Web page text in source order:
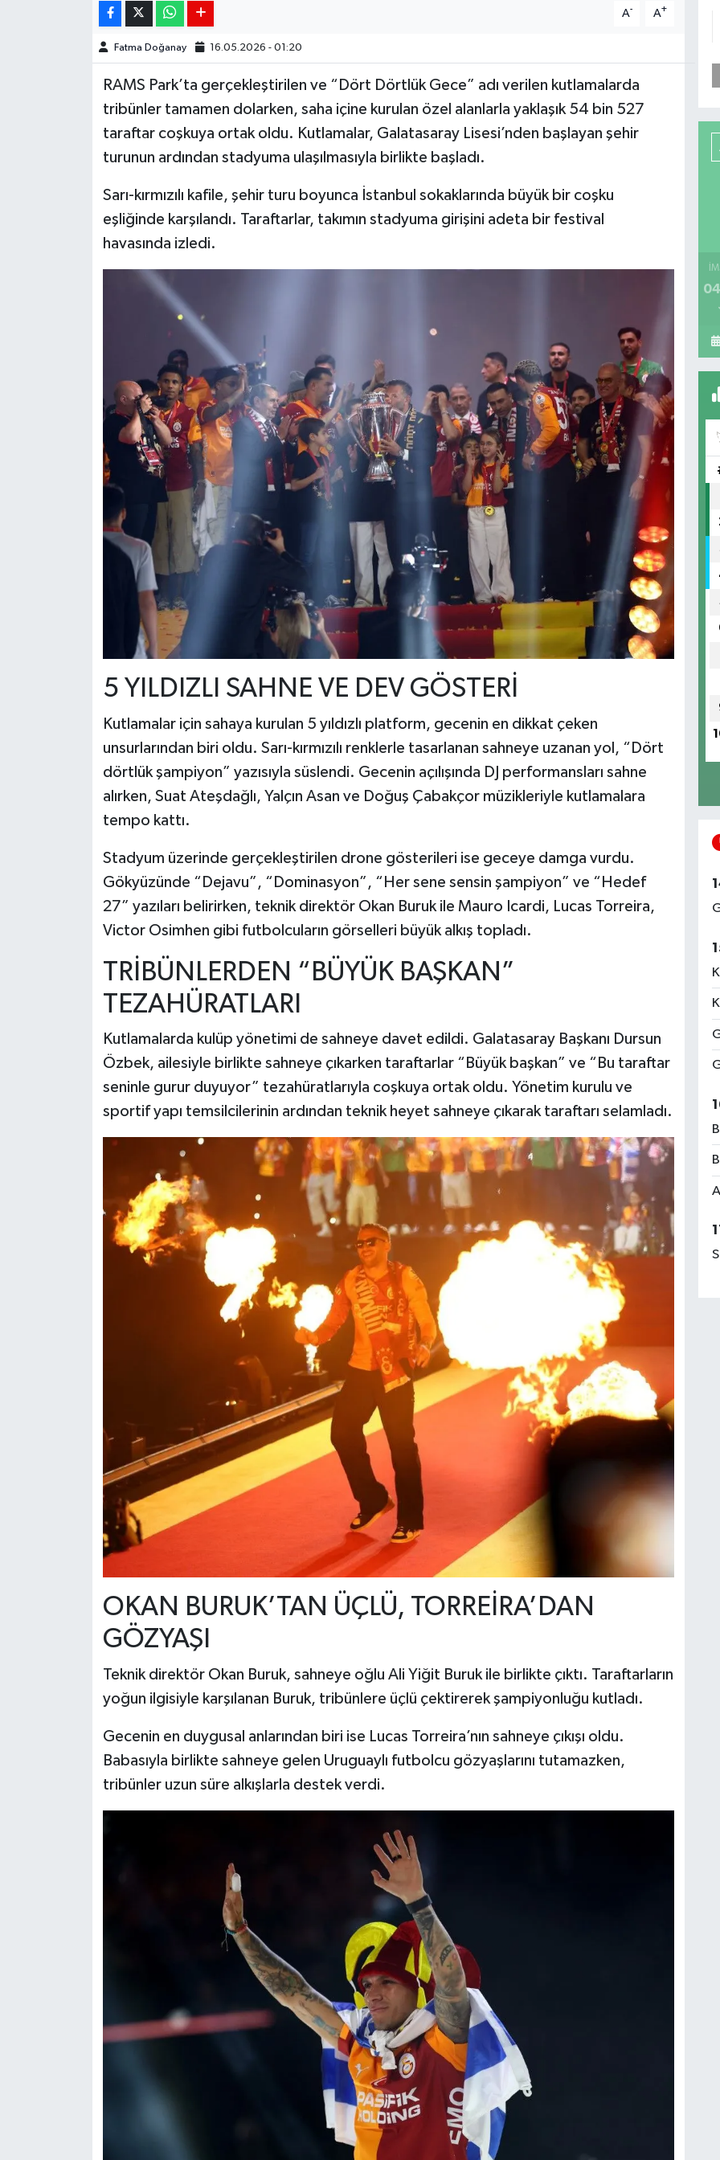
A- A+
Fatma Doğanay 16.05.2026 - 01:20
RAMS Park’ta gerçekleştirilen ve “Dört Dörtlük Gece” adı verilen kutlamalarda
tribünler tamamen dolarken, saha içine kurulan özel alanlarla yaklaşık 54 bin 527
taraftar coşkuya ortak oldu. Kutlamalar, Galatasaray Lisesi’nden başlayan şehir
turunun ardından stadyuma ulaşılmasıyla birlikte başladı.
Sarı-kırmızılı kafile, şehir turu boyunca İstanbul sokaklarında büyük bir coşku
eşliğinde karşılandı. Taraftarlar, takımın stadyuma girişini adeta bir festival
havasında izledi.
5 YILDIZLI SAHNE VE DEV GÖSTERİ
Kutlamalar için sahaya kurulan 5 yıldızlı platform, gecenin en dikkat çeken
unsurlarından biri oldu. Sarı-kırmızılı renklerle tasarlanan sahneye uzanan yol, “Dört
dörtlük şampiyon” yazısıyla süslendi. Gecenin açılışında DJ performansları sahne
alırken, Suat Ateşdağlı, Yalçın Asan ve Doğuş Çabakçor müzikleriyle kutlamalara
tempo kattı.
Stadyum üzerinde gerçekleştirilen drone gösterileri ise geceye damga vurdu.
Gökyüzünde “Dejavu”, “Dominasyon”, “Her sene sensin şampiyon” ve “Hedef
27” yazıları belirirken, teknik direktör Okan Buruk ile Mauro Icardi, Lucas Torreira,
Victor Osimhen gibi futbolcuların görselleri büyük alkış topladı.
TRİBÜNLERDEN “BÜYÜK BAŞKAN”
TEZAHÜRATLARI
Kutlamalarda kulüp yönetimi de sahneye davet edildi. Galatasaray Başkanı Dursun
Özbek, ailesiyle birlikte sahneye çıkarken taraftarlar “Büyük başkan” ve “Bu taraftar
seninle gurur duyuyor” tezahüratlarıyla coşkuya ortak oldu. Yönetim kurulu ve
sportif yapı temsilcilerinin ardından teknik heyet sahneye çıkarak taraftarı selamladı.
OKAN BURUK’TAN ÜÇLÜ, TORREİRA’DAN
GÖZYAŞI
Teknik direktör Okan Buruk, sahneye oğlu Ali Yiğit Buruk ile birlikte çıktı. Taraftarların
yoğun ilgisiyle karşılanan Buruk, tribünlere üçlü çektirerek şampiyonluğu kutladı.
Gecenin en duygusal anlarından biri ise Lucas Torreira’nın sahneye çıkışı oldu.
Babasıyla birlikte sahneye gelen Uruguaylı futbolcu gözyaşlarını tutamazken,
tribünler uzun süre alkışlarla destek verdi.